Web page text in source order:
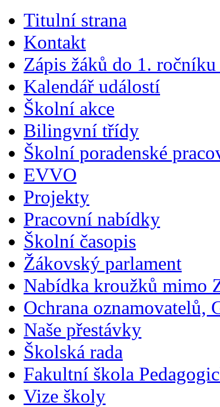
Titulní strana
Kontakt
Zápis žáků do 1.
Kalendář událostí
Školní akce
Bilingvní třídy
Školní poradenské
EVVO
Projekty
Pracovní nabídky
Školní časopis
Žákovský parlament
Nabídka kroužků mimo
Ochrana oznamovatelů,
Naše přestávky
Školská rada
Fakultní škola
Vize školy